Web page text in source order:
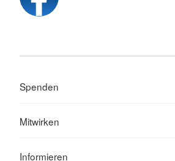
Spenden
Mitwirken
Informieren